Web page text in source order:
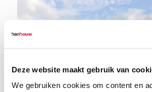
Deze website maakt gebruik van
We gebruiken cookies om content en